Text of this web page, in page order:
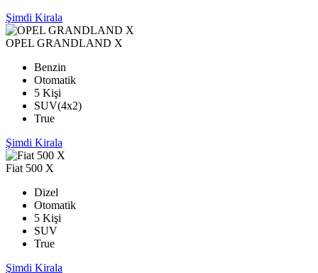
Şimdi Kirala
OPEL GRANDLAND X
Benzin
Otomatik
5 Kişi
SUV(4x2)
True
Şimdi Kirala
Fiat 500 X
Dizel
Otomatik
5 Kişi
SUV
True
Şimdi Kirala